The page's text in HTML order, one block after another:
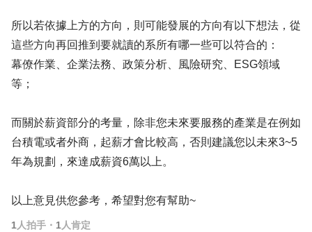
所以若依據上方的方向，則可能發展的方向有以下想法，從
這些方向再回推到要就讀的系所有哪一些可以符合的：
幕僚作業、企業法務、政策分析、風險研究、ESG領域
等；
而關於薪資部分的考量，除非您未來要服務的產業是在例如
台積電或者外商，起薪才會比較高，否則建議您以未來3~5
年為規劃，來達成薪資6萬以上。
以上意見供您參考，希望對您有幫助~
1 人拍手 ・ 1 人肯定